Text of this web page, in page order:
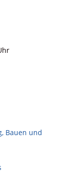
Bauen und